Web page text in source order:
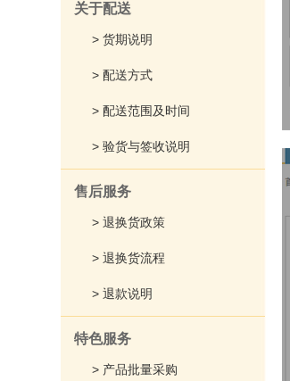
关于配送
> 货期说明
> 配送方式
> 配送范围及时间
> 验货与签收说明
售后服务
> 退换货政策
> 退换货流程
> 退款说明
特色服务
> 产品批量采购